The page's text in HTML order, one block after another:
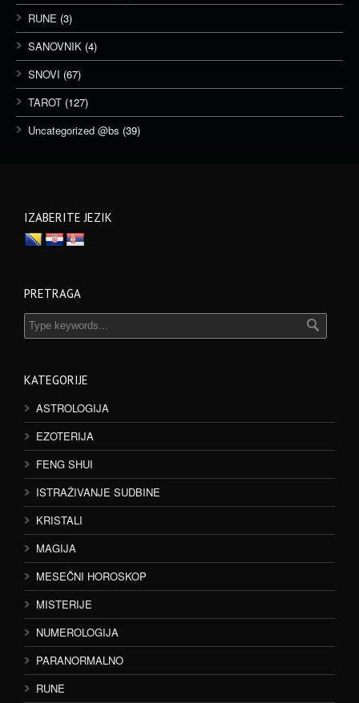
RUNE (3)
SANOVNIK (4)
SNOVI (67)
TAROT (127)
Uncategorized @bs (39)
IZABERITE JEZIK
PRETRAGA
KATEGORIJE
ASTROLOGIJA
EZOTERIJA
FENG SHUI
ISTRAŽIVANJE SUDBINE
KRISTALI
MAGIJA
MESEČNI HOROSKOP
MISTERIJE
NUMEROLOGIJA
PARANORMALNO
RUNE